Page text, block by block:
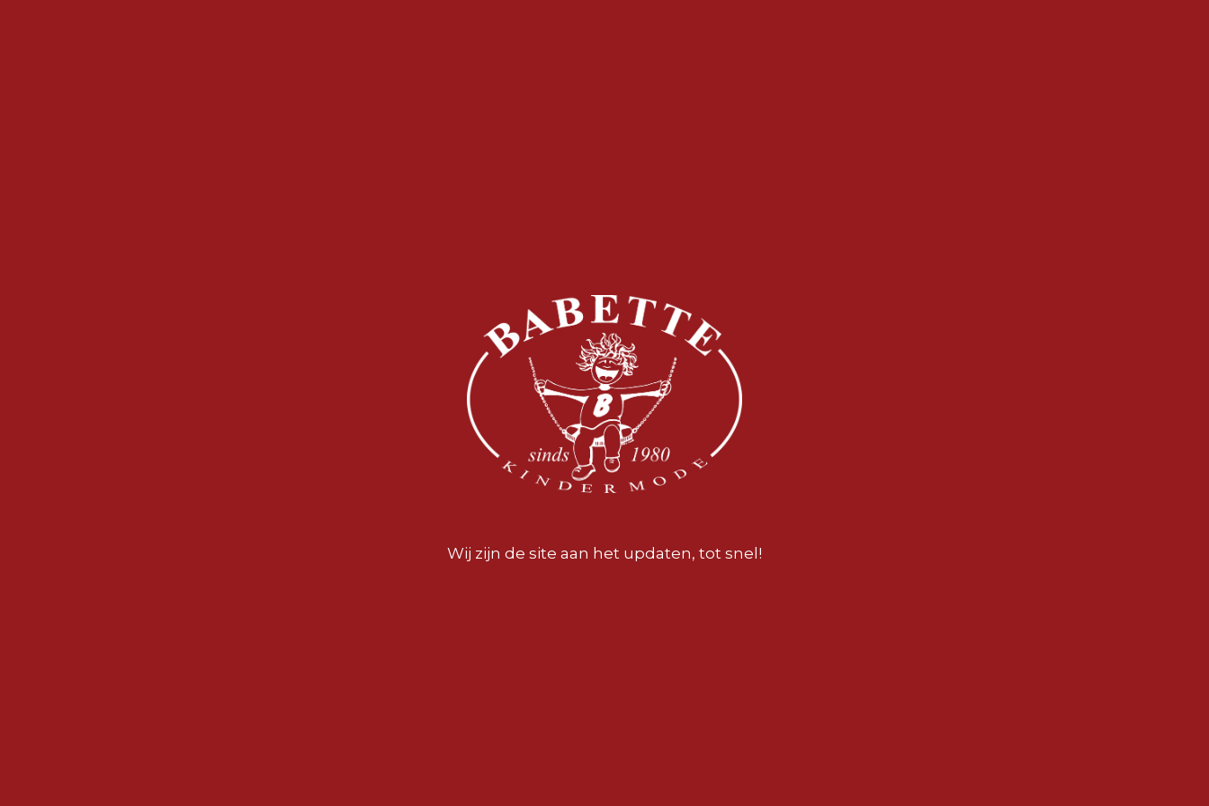
Wij zijn de site aan het updaten, tot snel!